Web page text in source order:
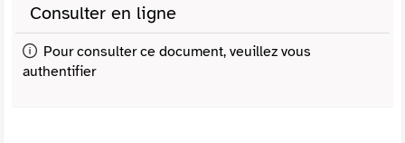
Consulter en ligne
Pour consulter ce document, veuillez vous
authentifier